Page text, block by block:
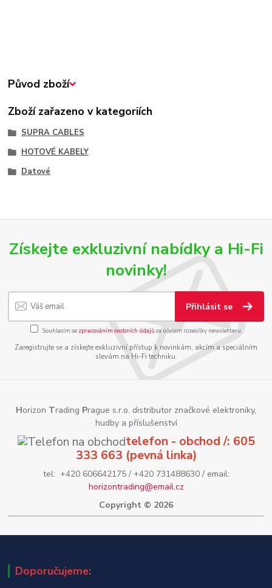
Původ zboží
Zboží zařazeno v kategoriích
SUPRA CABLES
HOTOVÉ KABELY
Datové
Získejte exkluzivní nabídky a Hi-Fi
novinky!
Přihlásit se
Souhlasím se zpracováním osobních údajůza účelem rozesílky newsletteru.
Zaregistrujte se a získejte exkluzivní přístup k novinkám, akcím a speciálním
slevám na Hi-Fi techniku.
Horizon Trading Prague s.r.o. distributor značkové elektroniky,
hudby a příslušenství
telefon - obchod /: 605
333 663 (pevná linka)
tel: +420 606642175 / +420 731488630 / email:
horizontrading@email.cz
Copyright © 2026
Doporučujeme: